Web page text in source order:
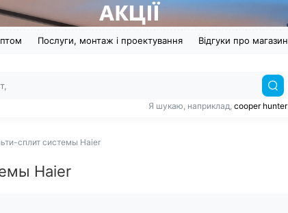
Послуги, монтаж і проектування Відгуки про магазин
Я шукаю, наприклад, cooper hunter
сплит системы Haier
Haier